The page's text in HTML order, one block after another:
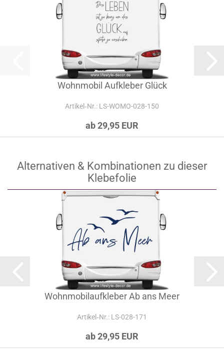
Wohnmobil Aufkleber Glück
Artikel‑Nr.: LS-WOMO-028-150
ab 29,95 EUR
Alternativen & Kombinationen zu dieser
Klebefolie
Wohnmobilaufkleber Ab ans Meer
Artikel‑Nr.: LS-028-171
ab 29,95 EUR